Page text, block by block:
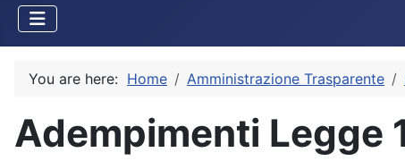
You are here: Home Amministrazione Trasparente
Adempimenti Legge